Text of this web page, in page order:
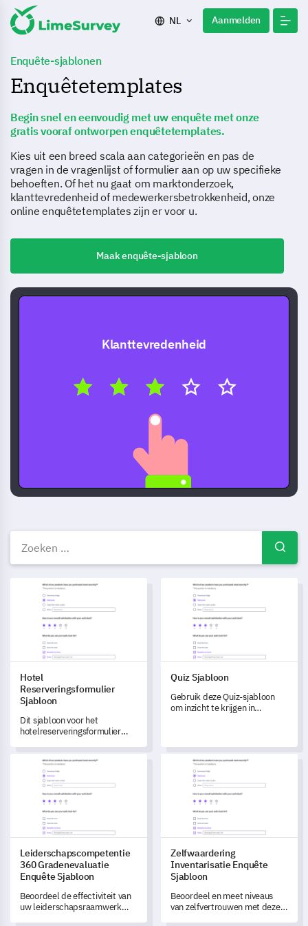
NL Aanmelden
Enquête-sjablonen
Enquêtetemplates
Begin snel en eenvoudig met uw enquête met onze
gratis vooraf ontworpen enquêtetemplates.
Kies uit een breed scala aan categorieën en pas de
vragen in de vragenlijst of formulier aan op uw specifieke
behoeften. Of het nu gaat om marktonderzoek,
klanttevredenheid of medewerkersbetrokkenheid, onze
online enquêtetemplates zijn er voor u.
Maak enquête-sjabloon
Klanttevredenheid
Gratis enquêtevoorbeelden
Hotel Reserveringsformulier Sjabloon
Hotel
Reserveringsformulier
Sjabloon
Dit sjabloon voor het
hotelreserveringsformulier
te verzamelen over de
boekervaring van je gasten om
de service van het hotel te
verfijnen en te verbeteren.
Quiz Sjabloon
Quiz Sjabloon
Gebruik deze Quiz-sjabloon
om inzicht te krijgen in
app te benadrukken.
Leiderschapscompetentie 360 Gradenevaluatie Enquête
Leiderschapscompetentie
360 Gradenevaluatie
Enquête Sjabloon
Beoordeel de effectiviteit van
uw leiderschapsraamwerk
Zelfwaardering Inventarisatie
Zelfwaardering
Inventarisatie Enquête
Sjabloon
Beoordeel en meet niveaus
van zelfvertrouwen met deze